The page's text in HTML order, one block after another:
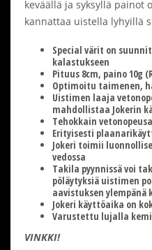
keväällä ja syksyllä painot
kannattaa uistella lyhyillä
Special värit on
kalastukseen
Pituus 8cm, paino 10g
Optimoitu taimenen,
Uistimen laaja
mahdollistaa Jokerin
Tehokkain
Erityisesti
Jokeri toimii
vedossa
Takila pyynnissä voi
pöläytyksiä uistimen
aavistuksen ylempänä
Jokeri käyttöaika on
Varustettu lujalla
VINKKI!